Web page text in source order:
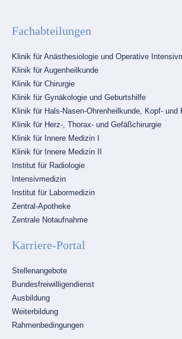
Fachabteilungen
Navigation
überspringen
Klinik für Anästhesiologie und Operative
Klinik für Augenheilkunde
Klinik für Chirurgie
Klinik für Gynäkologie und Geburtshilfe
Klinik für Hals-Nasen-Ohrenheilkunde, Kopf- und
Klinik für Herz-, Thorax- und Gefäßchirurgie
Klinik für Innere Medizin I
Klinik für Innere Medizin II
Institut für Radiologie
Intensivmedizin
Institut für Labormedizin
Zentral-Apotheke
Zentrale Notaufnahme
Karriere-Portal
Navigation
überspringen
Stellenangebote
Bundesfreiwilligendienst
Ausbildung
Weiterbildung
Rahmenbedingungen